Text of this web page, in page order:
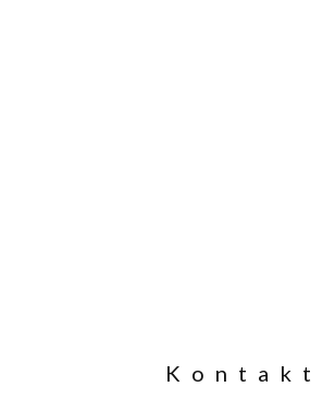
Kontakt